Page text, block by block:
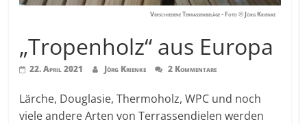
Verschiedene Terrassenbeläge - Foto © Jörg Krienke
„Tropenholz“ aus Europa
22. April 2021 Jörg Krienke 2 Kommentare
Lärche, Douglasie, Thermoholz, WPC und noch
viele andere Arten von Terrassendielen werden